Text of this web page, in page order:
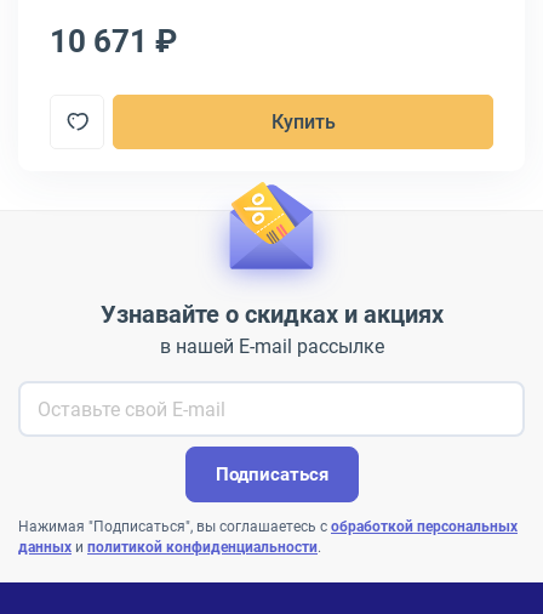
10 671 ₽
Купить
Узнавайте о скидках и акциях
в нашей E-mail рассылке
Подписаться
Нажимая "Подписаться", вы соглашаетесь с обработкой персональных
данных и политикой конфиденциальности.